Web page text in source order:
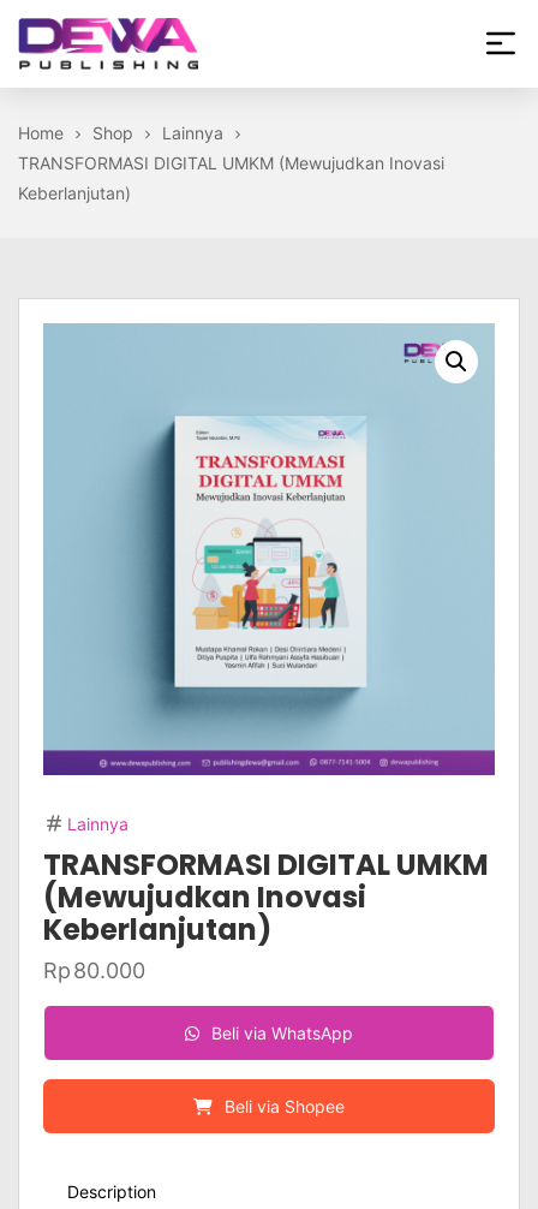
Skip
theDewa
Home
Shop
Lainnya
TRANSFORMASI DIGITAL UMKM (Mewujudkan Inovasi
Keberlanjutan)
Lainnya
TRANSFORMASI DIGITAL UMKM
(Mewujudkan Inovasi
Keberlanjutan)
Rp80.000
Beli via WhatsApp
Beli via Shopee
Description